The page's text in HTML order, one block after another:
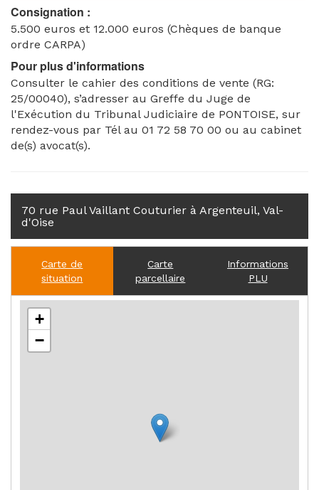
Consignation :
5.500 euros et 12.000 euros (Chèques de banque
ordre CARPA)
Pour plus d'informations
Consulter le cahier des conditions de vente (RG:
25/00040), s’adresser au Greffe du Juge de
l'Exécution du Tribunal Judiciaire de PONTOISE, sur
rendez-vous par Tél au 01 72 58 70 00 ou au cabinet
de(s) avocat(s).
70 rue Paul Vaillant Couturier à Argenteuil, Val-
d'Oise
Carte de
situation
Carte
parcellaire
Informations
PLU
+
−